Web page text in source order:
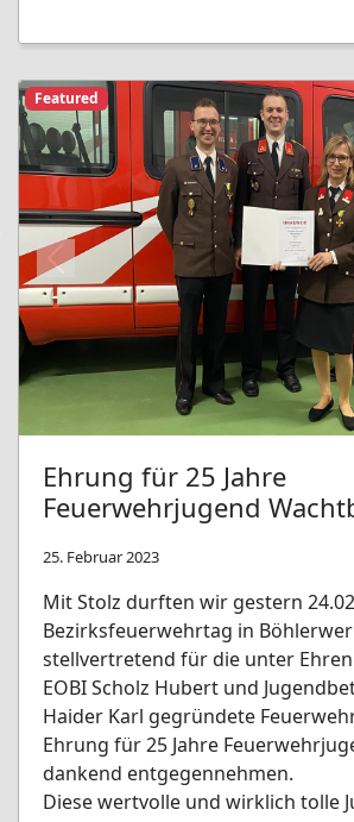
Previous
Featured
Ehrung für 25 Jahre
Feuerwehrjugend
25. Februar 2023
Mit Stolz durften wir gestern
Bezirksfeuerwehrtag in
stellvertretend für die unter
EOBI Scholz Hubert und
Haider Karl gegründete
Ehrung für 25 Jahre
dankend entgegennehmen.
Diese wertvolle und wirklich tolle